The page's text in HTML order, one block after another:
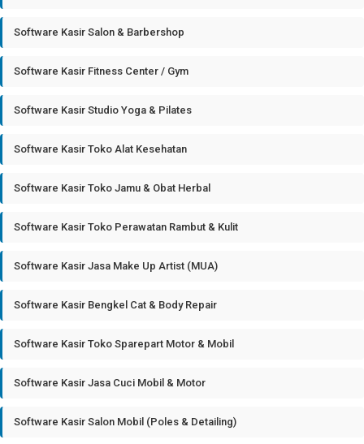
Software Kasir Salon & Barbershop
Software Kasir Fitness Center / Gym
Software Kasir Studio Yoga & Pilates
Software Kasir Toko Alat Kesehatan
Software Kasir Toko Jamu & Obat Herbal
Software Kasir Toko Perawatan Rambut & Kulit
Software Kasir Jasa Make Up Artist (MUA)
Software Kasir Bengkel Cat & Body Repair
Software Kasir Toko Sparepart Motor & Mobil
Software Kasir Jasa Cuci Mobil & Motor
Software Kasir Salon Mobil (Poles & Detailing)